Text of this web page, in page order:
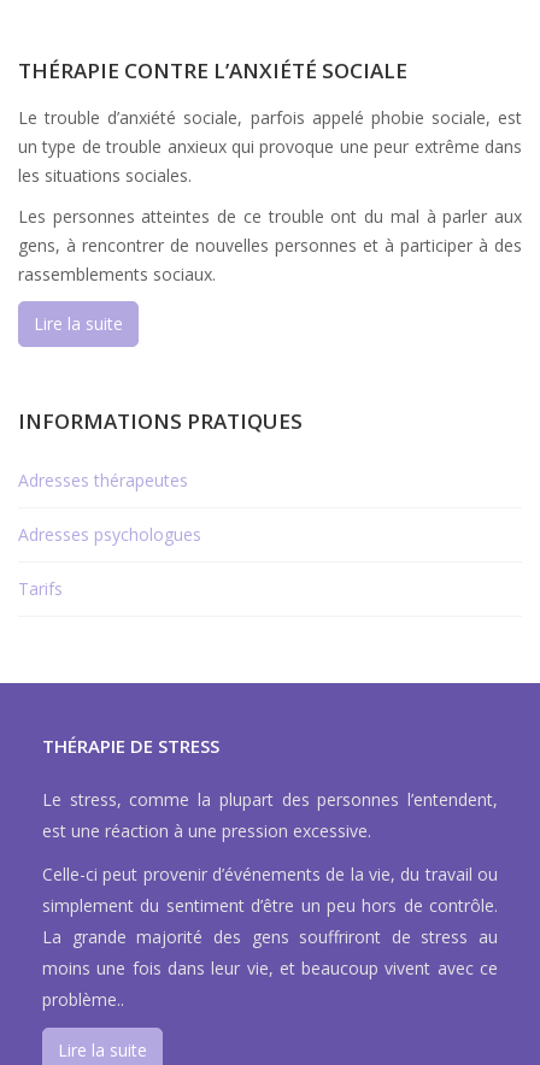
THÉRAPIE CONTRE L’ANXIÉTÉ SOCIALE
Le trouble d’anxiété sociale, parfois appelé phobie sociale, est
un type de trouble anxieux qui provoque une peur extrême dans
les situations sociales.
Les personnes atteintes de ce trouble ont du mal à parler aux
gens, à rencontrer de nouvelles personnes et à participer à des
rassemblements sociaux.
Lire la suite
INFORMATIONS PRATIQUES
Adresses thérapeutes
Adresses psychologues
Tarifs
THÉRAPIE DE STRESS
Le stress, comme la plupart des personnes l’entendent,
est une réaction à une pression excessive.
Celle-ci peut provenir d’événements de la vie, du travail ou
simplement du sentiment d’être un peu hors de contrôle.
La grande majorité des gens souffriront de stress au
moins une fois dans leur vie, et beaucoup vivent avec ce
problème..
Lire la suite